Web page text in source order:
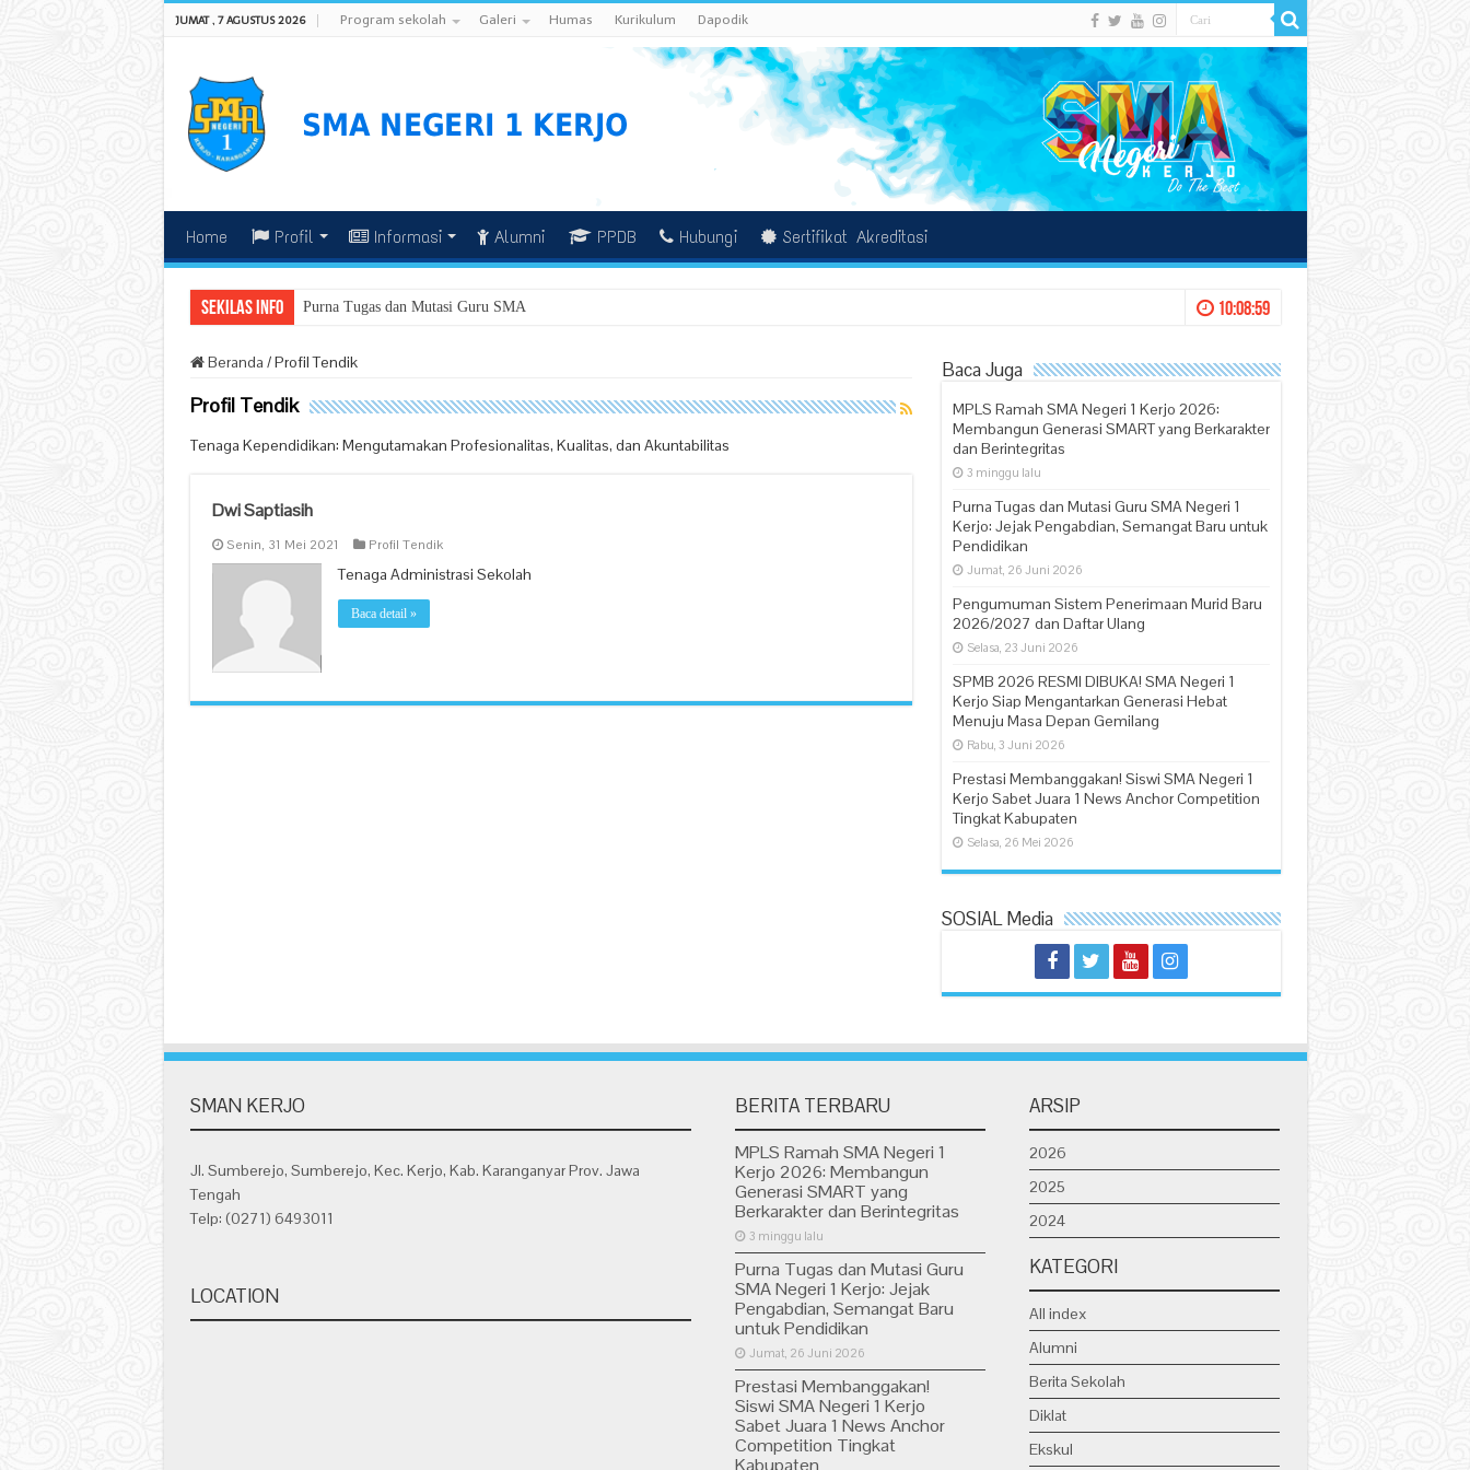
JUMAT , 7 AGUSTUS 2026 Program sekolah Galeri Humas Kurikulum Dapodik
Home Profil Informasi Alumni PPDB Hubungi Sertifikat Akreditasi
Sekilas Info 10:08:59
Purna Tugas dan Mutasi Guru SMA Negeri 1 Kerj
Beranda /Profil Tendik
Profil Tendik
Tenaga Kependidikan: Mengutamakan Profesionalitas, Kualitas, dan Akuntabilitas
Dwi Saptiasih
Senin, 31 Mei 2021 Profil Tendik
Tenaga Administrasi Sekolah
Baca detail »
Baca Juga
MPLS Ramah SMA Negeri 1 Kerjo 2026:
Membangun Generasi SMART yang Berkarakter
dan Berintegritas
3 minggu lalu
Purna Tugas dan Mutasi Guru SMA Negeri 1
Kerjo: Jejak Pengabdian, Semangat Baru untuk
Pendidikan
Jumat, 26 Juni 2026
Pengumuman Sistem Penerimaan Murid Baru
2026/2027 dan Daftar Ulang
Selasa, 23 Juni 2026
SPMB 2026 RESMI DIBUKA! SMA Negeri 1
Kerjo Siap Mengantarkan Generasi Hebat
Menuju Masa Depan Gemilang
Rabu, 3 Juni 2026
Prestasi Membanggakan! Siswi SMA Negeri 1
Kerjo Sabet Juara 1 News Anchor Competition
Tingkat Kabupaten
Selasa, 26 Mei 2026
SOSIAL Media
SMAN KERJO
Jl. Sumberejo, Sumberejo, Kec. Kerjo, Kab. Karanganyar Prov. Jawa
Tengah
Telp: (0271) 6493011
LOCATION
BERITA TERBARU
MPLS Ramah SMA Negeri 1
Kerjo 2026: Membangun
Generasi SMART yang
Berkarakter dan Berintegritas
3 minggu lalu
Purna Tugas dan Mutasi Guru
SMA Negeri 1 Kerjo: Jejak
Pengabdian, Semangat Baru
untuk Pendidikan
Jumat, 26 Juni 2026
Prestasi Membanggakan!
Siswi SMA Negeri 1 Kerjo
Sabet Juara 1 News Anchor
Competition Tingkat
Kabupaten
ARSIP
2026
2025
2024
KATEGORI
All index
Alumni
Berita Sekolah
Diklat
Ekskul